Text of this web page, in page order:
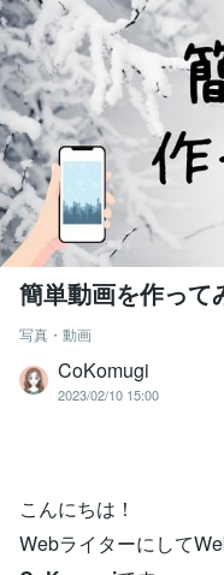
簡単動画を作って
写真・動画
CoKomugi
2023/02/10 15:00
こんにちは！
Webライターにして